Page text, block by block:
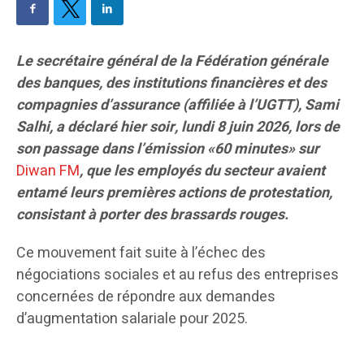
Le secrétaire général de la Fédération générale
des banques, des institutions financières et des
compagnies d’assurance (affiliée à l’UGTT), Sami
Salhi, a déclaré hier soir, lundi 8 juin 2026, lors de
son passage dans l’émission «60 minutes» sur
Diwan FM, que les employés du secteur avaient
entamé leurs premières actions de protestation,
consistant à porter des brassards rouges.
Ce mouvement fait suite à l’échec des
négociations sociales et au refus des entreprises
concernées de répondre aux demandes
d’augmentation salariale pour 2025.